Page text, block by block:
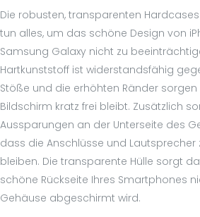
Die robusten, transparenten
tun alles, um das schöne Design von
Samsung Galaxy nicht zu
Hartkunststoff ist widerstandsfähig
Stöße und die erhöhten Ränder
Bildschirm kratz frei bleibt. Zusätzlich
Aussparungen an der Unterseite des
dass die Anschlüsse und Lautsprecher
bleiben. Die transparente Hülle sorgt
schöne Rückseite Ihres Smartphones
Gehäuse abgeschirmt wird.